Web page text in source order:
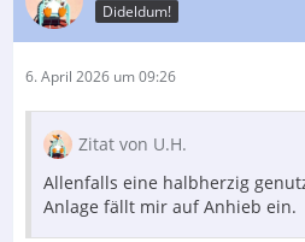
Dideldum!
6. April 2026 um 09:26
Zitat von U.H.
Allenfalls eine halbherzig
Anlage fällt mir auf Anhieb ein.